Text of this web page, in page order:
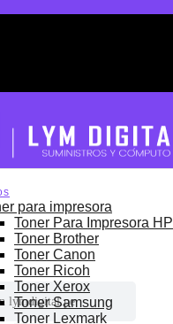
para impresora
Toner Para Impresora HP
Toner Brother
Toner Canon
Toner Ricoh
Toner Xerox
Toner Samsung
Toner Lexmark